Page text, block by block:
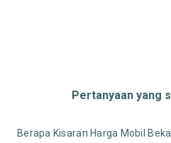
Pertanyaan yang
Berapa Kisaran Harga Mobil